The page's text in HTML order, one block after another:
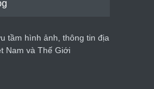
tầm hình ảnh, thông tin địa
Nam và Thế Giới